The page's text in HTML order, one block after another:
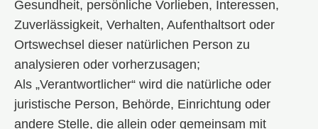
Gesundheit, persönliche Vorlieben, Interessen,
Zuverlässigkeit, Verhalten, Aufenthaltsort oder
Ortswechsel dieser natürlichen Person zu
analysieren oder vorherzusagen;
Als „Verantwortlicher“ wird die natürliche oder
juristische Person, Behörde, Einrichtung oder
andere Stelle, die allein oder gemeinsam mit